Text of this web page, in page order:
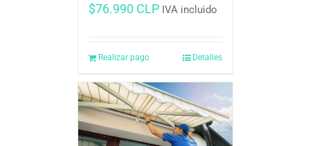
$76.990 CLP IVA incluido
Realizar pago Detalles